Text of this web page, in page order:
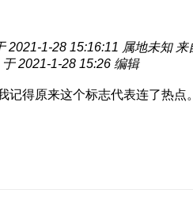
2021-1-28 15:16:11 属地未知 来
2021-1-28 15:26 编辑
记得原来这个标志代表连了热点